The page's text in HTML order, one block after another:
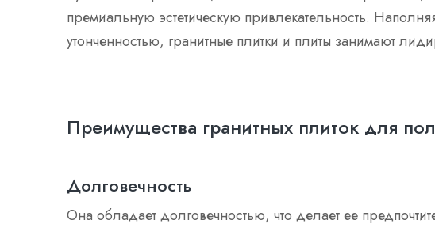
премиальную эстетическую привлекательность.
утонченностью, гранитные плитки и плиты занимают
Преимущества гранитных плиток для
Долговечность
Она обладает долговечностью, что делает ее